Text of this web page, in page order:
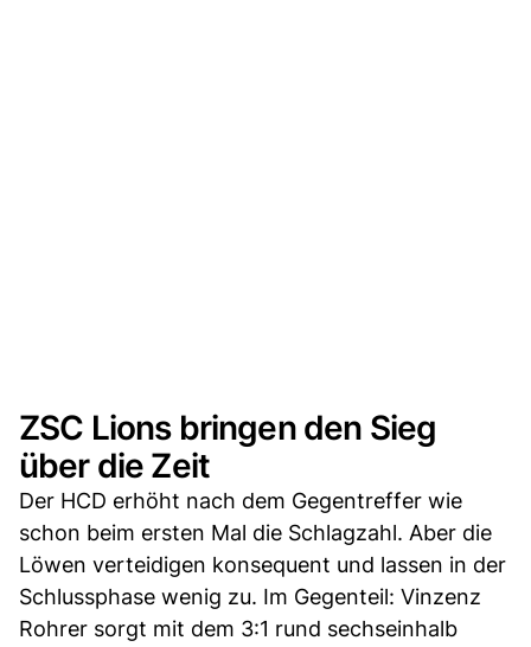
ZSC Lions bringen den Sieg
über die Zeit
Der HCD erhöht nach dem Gegentreffer wie
schon beim ersten Mal die Schlagzahl. Aber die
Löwen verteidigen konsequent und lassen in der
Schlussphase wenig zu. Im Gegenteil: Vinzenz
Rohrer sorgt mit dem 3:1 rund sechseinhalb